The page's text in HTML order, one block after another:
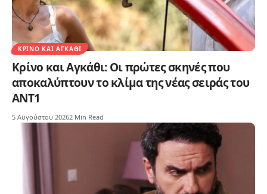
ΚΡΊΝΟ ΚΑΙ ΑΓΚΆΘΙ
Κρίνο και Αγκάθι: Οι πρώτες σκηνές που
αποκαλύπτουν το κλίμα της νέας σειράς του
ΑΝΤ1
5 Αυγούστου 20262 Min Read